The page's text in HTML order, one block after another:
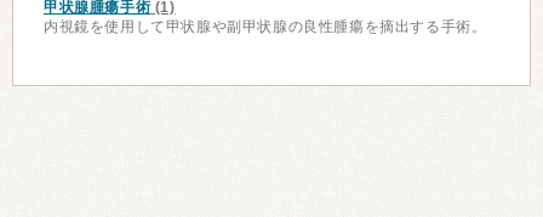
甲状腺腫瘍手術 (1)
内視鏡を使用して甲状腺や副甲状腺の良性腫瘍を摘出する手術。